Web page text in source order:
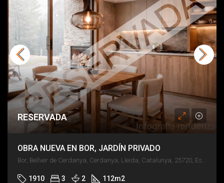
RESERVADA
OBRA NUEVA EN BOR, JARDÍN PRIVADO
Bor, Bellver de Cerdanya, Cerdanya, Lleida, Catalunya, 25720, España
1910 3 2 112m2